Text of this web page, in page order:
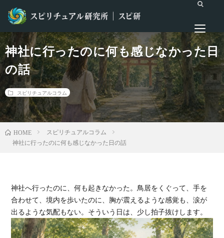
神社に行ったのに何も感じなかった日
の話
スピリチュアルコラム
HOME
スピリチュアルコラム
神社に行ったのに何も感じなかった日の話
神社へ行ったのに、何も起きなかった。鳥居をくぐって、手を
合わせて、境内を歩いたのに、胸が震えるような感覚も、涙が
出るような気配もない。そういう日は、少し拍子抜けします。